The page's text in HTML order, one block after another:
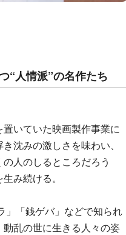
“人情派”の名作たち
いていた映画製作事業に
沈みの激しさを味わい、
人のしるところだろう
み続ける。
」「銭ゲバ」などで知られ
乱の世に生きる人々の姿